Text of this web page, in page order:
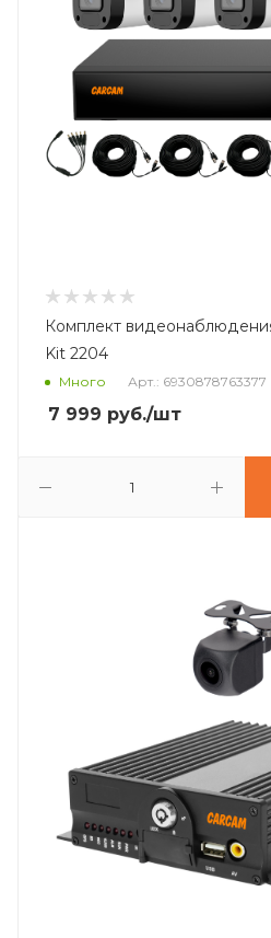
Комплект
Kit 2204
Много Арт.: 6930878763377
7 999 руб./шт